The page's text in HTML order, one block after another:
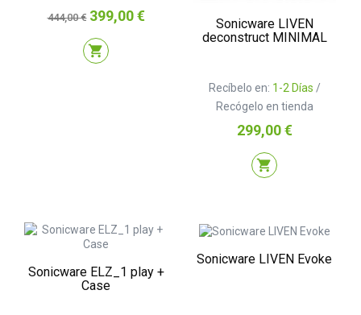
Precio
base
444,00 € Precio
399,00 €
shopping_cart
Sonicware LIVEN
deconstruct MINIMAL
Recíbelo en: 1-2 Días /
Recógelo en tienda
Precio
299,00 €
shopping_cart
Sonicware ELZ_1 play +
Case
Sonicware LIVEN Evoke